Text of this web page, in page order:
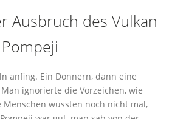
Ausbruch des Vulkan
anfing. Ein Donnern, dann eine
ignorierte die Vorzeichen, wie
wussten noch nicht mal,